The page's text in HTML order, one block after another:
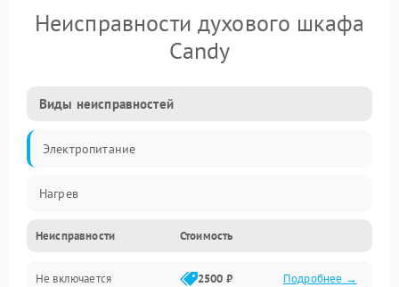
Неисправности духового шкафа
Candy
Виды неисправностей
Электропитание
Нагрев
Неисправности Стоимость
Не включается 2500 ₽ Подробнее →